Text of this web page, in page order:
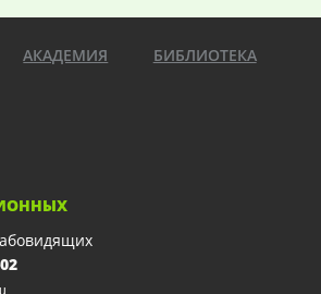
АКАДЕМИЯ БИБЛИОТЕКА